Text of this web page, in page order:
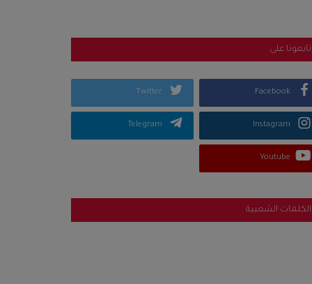
تابعونا على
Facebook
Twitter
Instagram
Telegram
Youtube
الكلمات الشعبية